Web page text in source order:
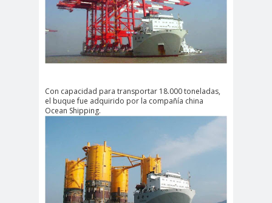
Con capacidad para transportar 18.000 toneladas,
el buque fue adquirido por la compañía china
Ocean Shipping.